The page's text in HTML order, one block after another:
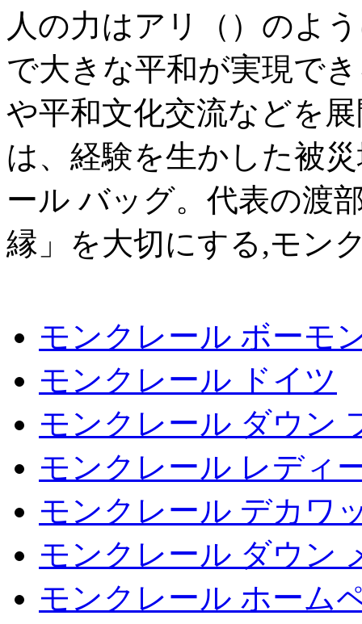
人の力はアリ（）のよ
で大きな平和が実現で
や平和文化交流などを
は、経験を生かした被
ール バッグ。代表の渡
縁」を大切にする,モン
モンクレール ボーモ
モンクレール ドイツ
モンクレール ダウン
モンクレール レディ
モンクレール デカワ
モンクレール ダウン
モンクレール ホーム